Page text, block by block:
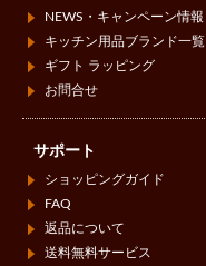
NEWS・キャンペーン情報
キッチン用品ブランド一覧
ギフト ラッピング
お問合せ
サポート
ショッピングガイド
FAQ
返品について
送料無料サービス